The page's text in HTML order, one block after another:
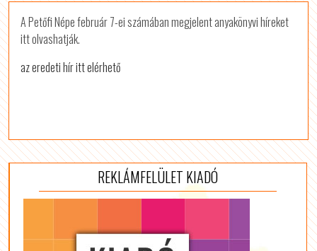
A Petőfi Népe február 7-ei számában megjelent anyakönyvi híreket
itt olvashatják.
az eredeti hír itt elérhető
REKLÁMFELÜLET KIADÓ